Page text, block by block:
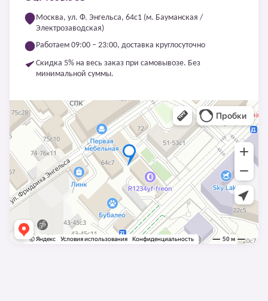
Москва, ул. Ф. Энгельса, 64с1 (м. Бауманская /
Электрозаводская)
Работаем 09:00 – 23:00, доставка круглосуточно
Скидка 5% на весь заказ при самовывозе. Без
минимальной суммы.